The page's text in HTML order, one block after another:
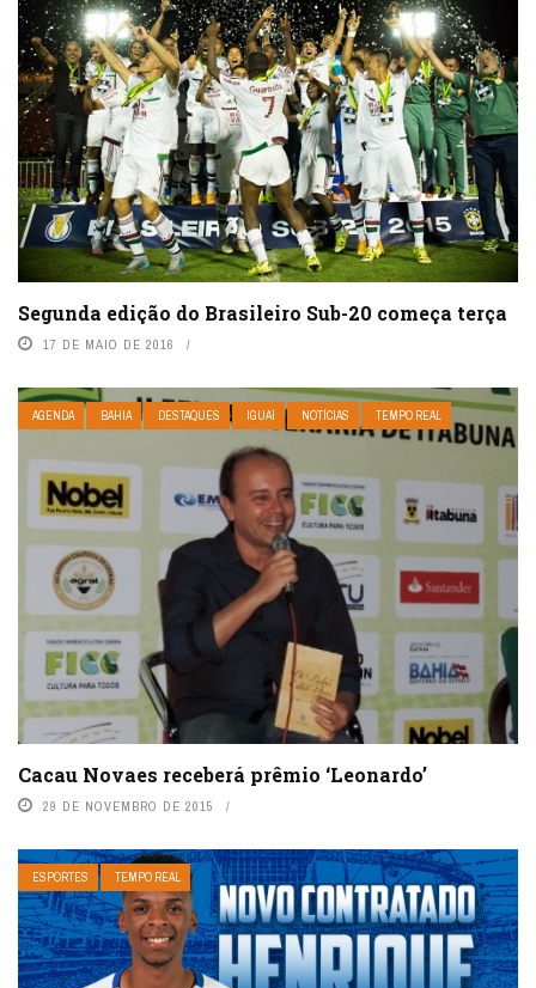
Segunda edição do Brasileiro Sub-20 começa terça
17 DE MAIO DE 2016
AGENDA BAHIA DESTAQUES IGUAÍ NOTÍCIAS TEMPO REAL
Cacau Novaes receberá prêmio ‘Leonardo’
29 DE NOVEMBRO DE 2015
ESPORTES TEMPO REAL